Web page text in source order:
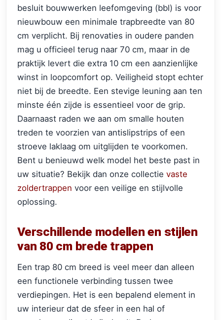
besluit bouwwerken leefomgeving (bbl) is voor
nieuwbouw een minimale trapbreedte van 80
cm verplicht. Bij renovaties in oudere panden
mag u officieel terug naar 70 cm, maar in de
praktijk levert die extra 10 cm een aanzienlijke
winst in loopcomfort op. Veiligheid stopt echter
niet bij de breedte. Een stevige leuning aan ten
minste één zijde is essentieel voor de grip.
Daarnaast raden we aan om smalle houten
treden te voorzien van antislipstrips of een
stroeve laklaag om uitglijden te voorkomen.
Bent u benieuwd welk model het beste past in
uw situatie? Bekijk dan onze collectie vaste
zoldertrappen voor een veilige en stijlvolle
oplossing.
Verschillende modellen en stijlen
van 80 cm brede trappen
Een trap 80 cm breed is veel meer dan alleen
een functionele verbinding tussen twee
verdiepingen. Het is een bepalend element in
uw interieur dat de sfeer in een hal of